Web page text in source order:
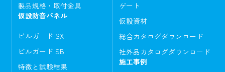
製品規格・取付金具
仮設防音パネル
ビルガード SX
ビルガード SB
特徴と試験結果
ゲート
仮設資材
総合カタログダウンロード
社外品カタログダウンロード
施工事例